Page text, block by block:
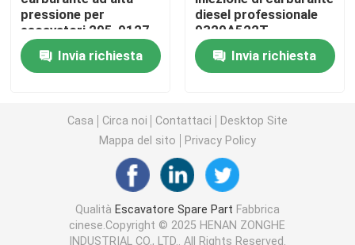
Parti del motore Perkins
pezzi di ricambio di Cummins Engine
Pezzi di ricambio del compressore d'aria
Pompa di iniezione del carburante diesel
pressione per
escavatori 295-9127
295 9127 Per motore
C4.2 Invia richiesta
diesel professionale
9320A522T
9320A520T
2644H216Invia richiesta
Casa Circa noi Contattaci
Desktop Site
Mappa del sito
Privacy Policy
Qualità Escavatore Spare Part Fabbrica
cinese.Copyright © 2025 HENAN ZONGHE
INDUSTRIAL CO., LTD.. All Rights Reserved.